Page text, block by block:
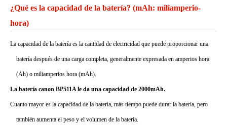
¿Qué es la capacidad de la batería? (mAh: miliamperio-
hora)
La capacidad de la batería es la cantidad de electricidad que puede proporcionar una
batería después de una carga completa, generalmente expresada en amperios hora
(Ah) o miliamperios hora (mAh).
La batería canon BP511A le da una capacidad de 2000mAh.
Cuanto mayor es la capacidad de la batería, más tiempo puede durar la batería, pero
también aumenta el peso y el volumen de la batería.